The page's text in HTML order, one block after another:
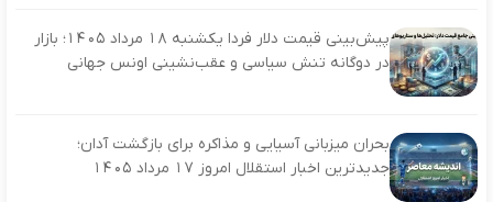
پیش‌بینی قیمت دلار فردا یکشنبه ۱۸ مرداد ۱۴۰۵؛ بازار
در دوگانه تنش سیاسی و عقب‌نشینی اونس جهانی
بحران میزبانی آسیایی و مذاکره برای بازگشت آدان؛
جدیدترین اخبار استقلال امروز ۱۷ مرداد ۱۴۰۵